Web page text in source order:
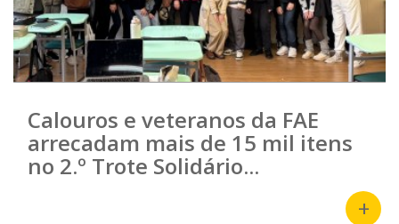
Calouros e veteranos da FAE
arrecadam mais de 15 mil itens
no 2.º Trote Solidário...
+